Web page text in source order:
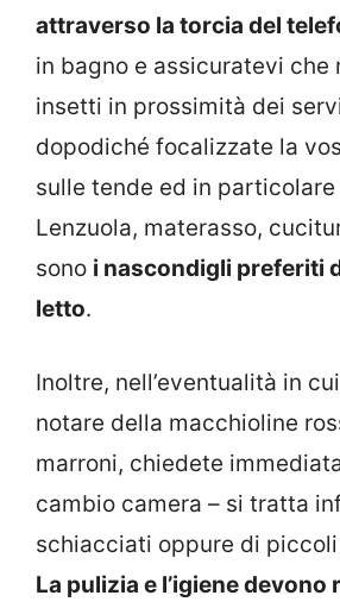
attraverso la torcia del
in bagno e assicuratevi che
insetti in prossimità dei
dopodiché focalizzate la
sulle tende ed in
Lenzuola, materasso,
sono i nascondigli preferiti
letto.
Inoltre, nell’eventualità in
notare della macchioline
marroni, chiedete
cambio camera – si tratta
schiacciati oppure di
La pulizia e l’igiene